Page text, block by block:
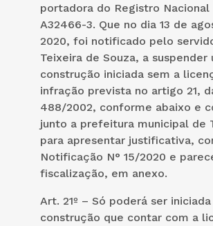
portadora do Registro Nacional
A32466-3. Que no dia 13 de
2020, foi notificado pelo
Teixeira de Souza, a suspender
construção iniciada sem a
infração prevista no artigo 21,
488/2002, conforme abaixo e
junto a prefeitura municipal de
para apresentar justificativa,
Notificação N° 15/2020 e
fiscalização, em anexo.
Art. 21º – Só poderá ser
construção que contar com a